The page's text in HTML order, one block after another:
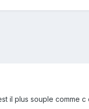
il plus souple comme